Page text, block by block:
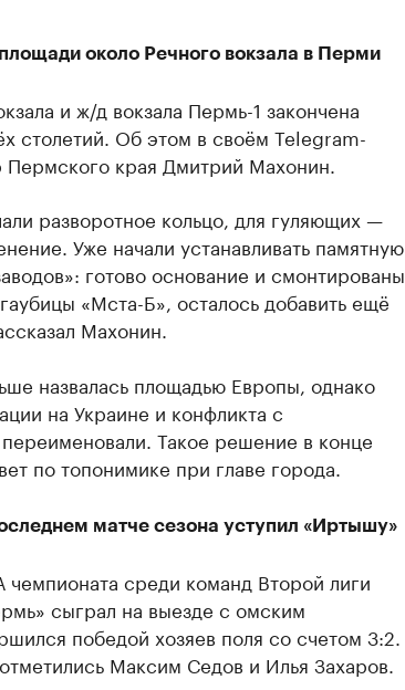
около Речного вокзала в Перми
и ж/д вокзала Пермь-1 закончена
столетий. Об этом в своём Telegram-
края Дмитрий Махонин.
разворотное кольцо, для гуляющих —
Уже начали устанавливать памятную
готово основание и смонтированы
«Мста-Б», осталось добавить ещё
Махонин.
назвалась площадью Европы, однако
на Украине и конфликта с
Такое решение в конце
по топонимике при главе города.
матче сезона уступил «Иртышу»
среди команд Второй лиги
сыграл на выезде с омским
победой хозяев поля со счетом 3:2.
Максим Седов и Илья Захаров.